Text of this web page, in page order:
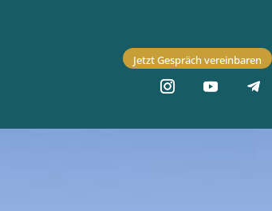
Jetzt Gespräch vereinbaren